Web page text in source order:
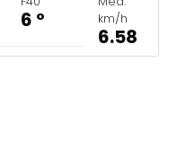
6 º
km/h
6.58